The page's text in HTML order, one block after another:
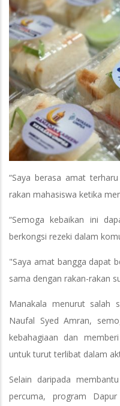
“Saya berasa amat
rakan mahasiswa ketika
“Semoga kebaikan ini
berkongsi rezeki dalam
"Saya amat bangga dapat
sama dengan rakan-rakan
Manakala menurut salah
Naufal Syed Amran,
kebahagiaan dan
untuk turut terlibat dalam
Selain daripada
percuma, program